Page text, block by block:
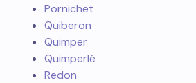
Pornichet
Quiberon
Quimper
Quimperlé
Redon